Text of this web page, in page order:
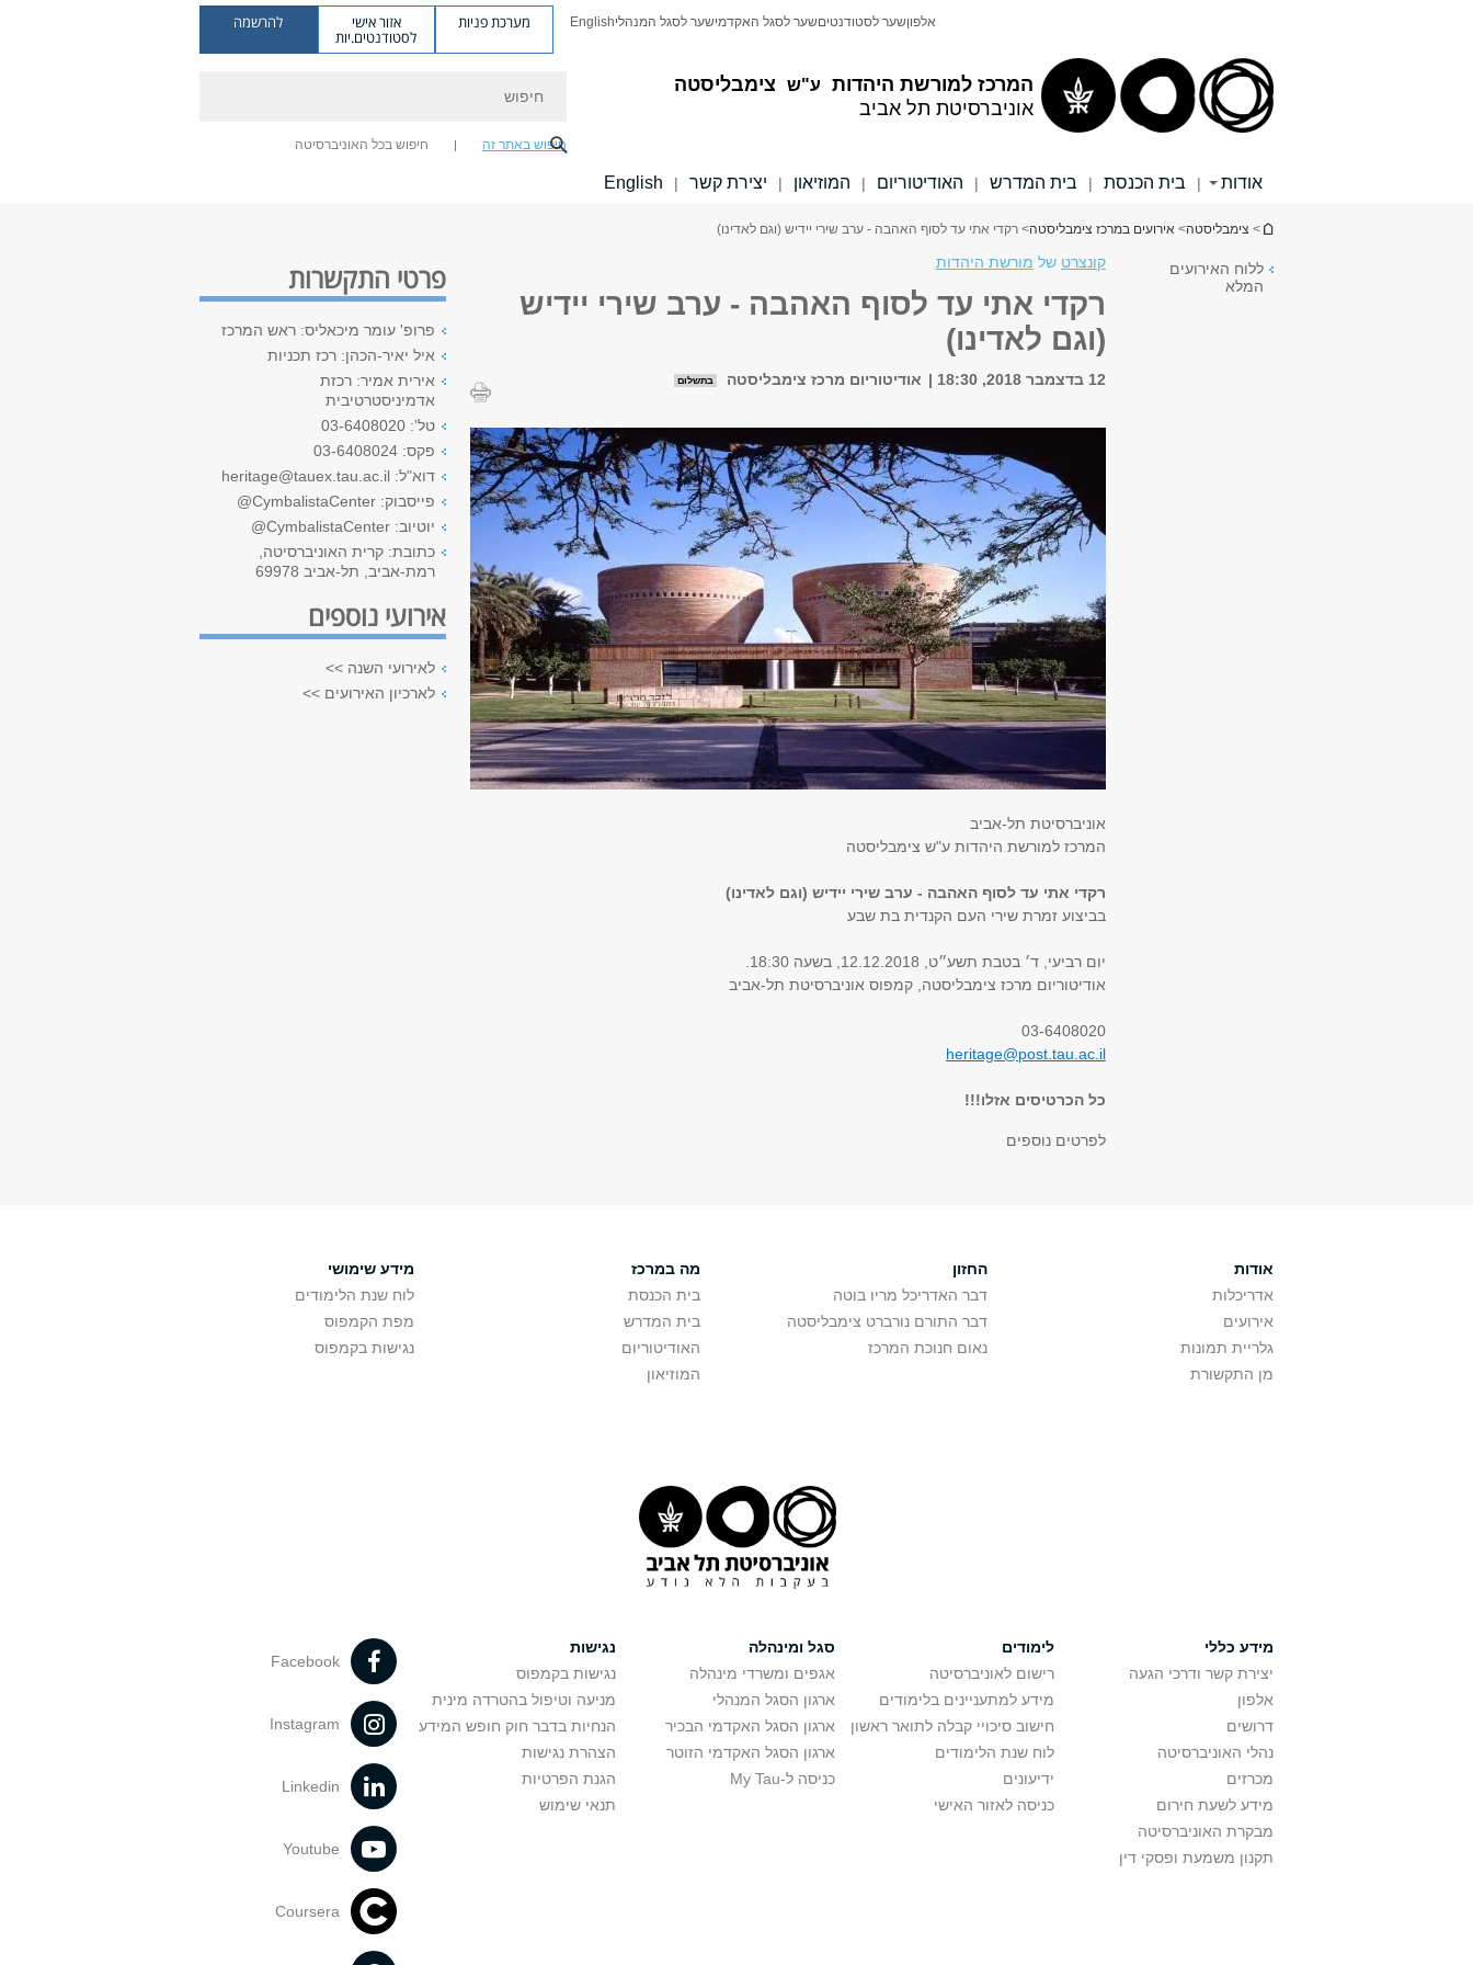
המרכז למורשת היהדות ע"ש
צימבליסטה
אוניברסיטת תל אביב
אלפוןשער לסטודנטיםשער לסגל האקדמישער לסגל המנהליEnglish מערכת פניות אזור אישי
לסטודנטים.יות
להרשמה
חיפוש באתר זה חיפוש בכל האוניברסיטה
אודות | בית הכנסת | בית המדרש | האודיטוריום | המוזיאון | יצירת קשר |
English
הינך נמצא כאן
> צימבליסטה> אירועים במרכז צימבליסטה> רקדי אתי עד לסוף האהבה - ערב שירי יידיש (וגם לאדינו)
ללוח האירועים
המלא
קונצרט של מורשת היהדות
רקדי אתי עד לסוף האהבה - ערב שירי יידיש
(וגם לאדינו)
12 בדצמבר 2018, 18:30 אודיטוריום מרכז צימבליסטה בתשלום
אוניברסיטת תל-אביב
המרכז למורשת היהדות ע"ש צימבליסטה
רקדי אתי עד לסוף האהבה - ערב שירי יידיש (וגם לאדינו)
בביצוע זמרת שירי העם הקנדית בת שבע
יום רביעי, ד׳ בטבת תשע״ט, 12.12.2018, בשעה 18:30.
אודיטוריום מרכז צימבליסטה, קמפוס אוניברסיטת תל-אביב
03-6408020
heritage@post.tau.ac.il
כל הכרטיסים אזלו!!!
לפרטים נוספים
פרטי התקשרות
פרופ' עומר מיכאליס: ראש המרכז
איל יאיר-הכהן: רכז תכניות
אירית אמיר: רכזת
אדמיניסטרטיבית
טל': 03-6408020
פקס: 03-6408024
דוא"ל: heritage@tauex.tau.ac.il
פייסבוק: CymbalistaCenter@
יוטיוב: CymbalistaCenter@
כתובת: קרית האוניברסיטה,
רמת-אביב, תל-אביב 69978
אירועי נוספים
לאירועי השנה >>
לארכיון האירועים >>
אודות
אדריכלות
אירועים
גלריית תמונות
מן התקשורת
החזון
דבר האדריכל מריו בוטה
דבר התורם נורברט צימבליסטה
נאום חנוכת המרכז
מה במרכז
בית הכנסת
בית המדרש
האודיטוריום
המוזיאון
מידע שימושי
לוח שנת הלימודים
מפת הקמפוס
נגישות בקמפוס
מידע כללי
יצירת קשר ודרכי הגעה
אלפון
דרושים
נהלי האוניברסיטה
מכרזים
מידע לשעת חירום
מבקרת האוניברסיטה
תקנון משמעת ופסקי דין
לימודים
רישום לאוניברסיטה
מידע למתעניינים בלימודים
חישוב סיכויי קבלה לתואר ראשון
לוח שנת הלימודים
ידיעונים
כניסה לאזור האישי
סגל ומינהלה
אגפים ומשרדי מינהלה
ארגון הסגל המנהלי
ארגון הסגל האקדמי הבכיר
ארגון הסגל האקדמי הזוטר
כניסה ל-My Tau
נגישות
נגישות בקמפוס
מניעה וטיפול בהטרדה מינית
הנחיות בדבר חוק חופש המידע
הצהרת נגישות
הגנת הפרטיות
תנאי שימוש
Facebook
Instagram
Linkedin
Youtube
Coursera